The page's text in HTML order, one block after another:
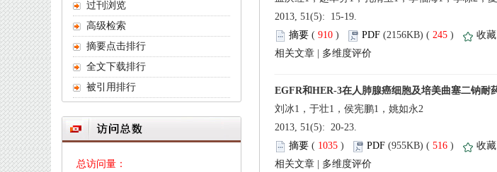
总访问量：
2013, 51(5): 15-19.
(
) 245)
2013, 51(5): 20-23.
(
) 516)